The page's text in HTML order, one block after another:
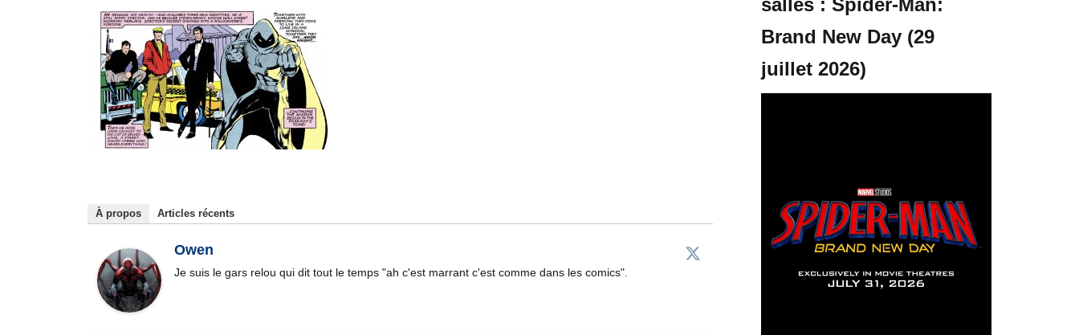
À propos Articles récents
Owen
Je suis le gars relou qui dit tout le temps "ah c'est marrant c'est comme dans les comics".
salles : Spider-Man:
Brand New Day (29
juillet 2026)